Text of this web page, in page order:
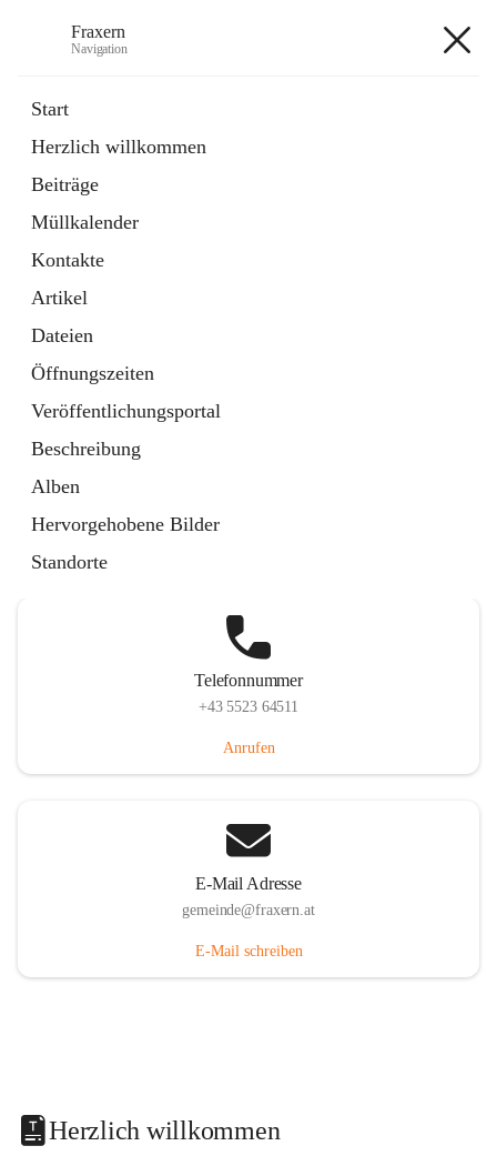
Fraxern
Navigation
Start
Herzlich willkommen
Beiträge
Müllkalender
Kontakte
Artikel
Dateien
Öffnungszeiten
Veröffentlichungsportal
Beschreibung
Alben
Hervorgehobene Bilder
Standorte
Ordner
in
Tab
Formulare
Artikel
öffnet
in
neuem
Tab
Telefonnummer
+43 5523 64511
Anrufen
E-Mail Adresse
gemeinde@fraxern.at
E-Mail schreiben
Herzlich willkommen